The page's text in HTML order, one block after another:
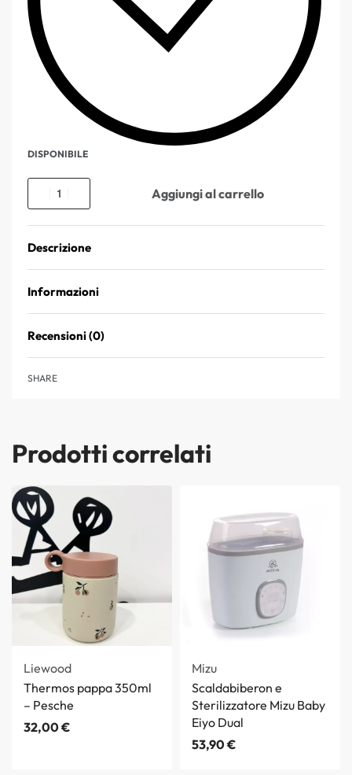
DISPONIBILE
Aggiungi al carrello
Descrizione
Informazioni
Recensioni (0)
SHARE
Prodotti correlati
Liewood
Thermos pappa 350ml
– Pesche
32,00€
Mizu
Scaldabiberon e
Sterilizzatore Mizu Baby
Eiyo Dual
53,90€